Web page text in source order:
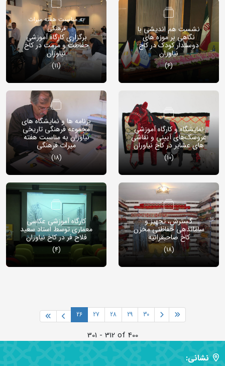
به مناسبت هفته میراث
فرهنگی
برگزاری کارگاه آموزشی
حفاظت و مرمت در کاخ
نیاوران
(11)
نشست هم اندیشی با
نگاهی بر موزه های
دوستدار کودک در کاخ
نیاوران
(6)
برنامه ها و نمایشگاه های
مجموعه فرهنگی تاریخی
نیاوران به مناسبت هفته
میراث فرهنگی
(18)
نمایشگاه و کارگاه آموزشی
عروسک‌های آیینی و نقاشی
های عشایر در کاخ نیاوران
(10)
کارگاه آموزشی عکاسی
معماری توسط استاد سعید
فلاح فر در کاخ نیاوران
(4)
گسترش، تجهیز و
ساماندهی حفاظتی مخزن
کاخ صاحبقرانیه
(18)
26 27 28 29 30
301 - 312 of 400
نشانی: